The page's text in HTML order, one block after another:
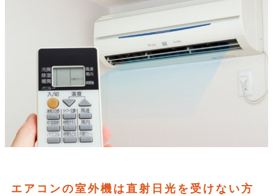
エアコンの室外機は直射日光を受けない方